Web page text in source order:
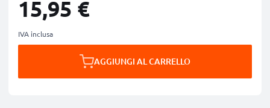
15,95 €
IVA inclusa
AGGIUNGI AL CARRELLO